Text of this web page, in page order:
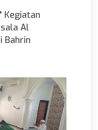
Kegiatan
Al
Bahrin